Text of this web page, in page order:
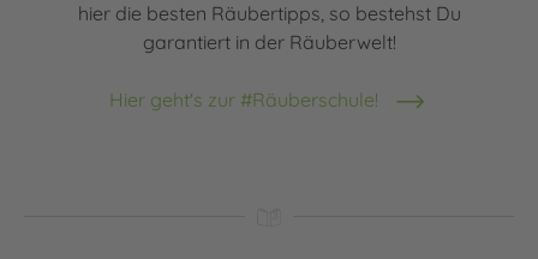
hier die besten Räubertipps, so bestehst Du
garantiert in der Räuberwelt!
Hier geht's zur #Räuberschule!